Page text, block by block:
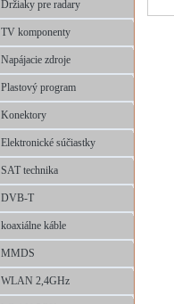
Držiaky pre radary
TV komponenty
Napájacie zdroje
Plastový program
Konektory
Elektronické súčiastky
SAT technika
DVB-T
koaxiálne káble
MMDS
WLAN 2,4GHz